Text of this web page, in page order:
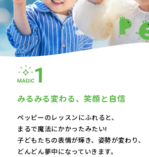
みるみる変わる、笑顔と自信
ペッピーのレッスンにふれると、
まるで魔法にかかったみたい!
子どもたちの表情が輝き、 姿勢が変わり、
どんどん夢中になっていきます。